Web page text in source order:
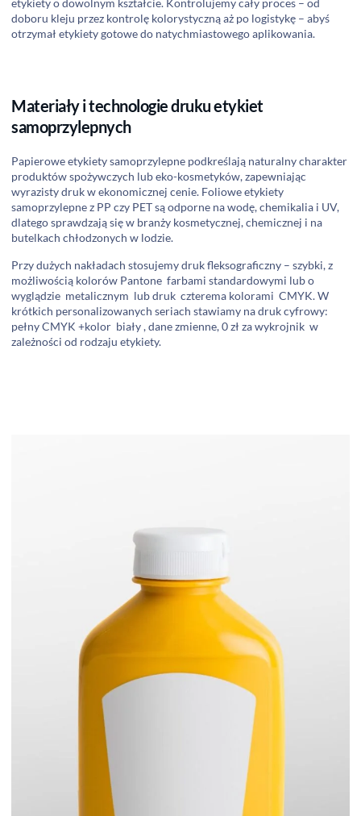
doboru kleju przez kontrolę kolorystyczną aż po logisty­kę – abyś
otrzymał etykiety gotowe do natychmiastowego aplikowania.
Materiały i technologie druku etykiet
samoprzylepnych
Papierowe etykiety samoprzylepne podkreślają naturalny charakter
produktów spożywczych lub eko-kosmetyków, zapewniając
wyrazisty druk w ekonomicznej cenie. Foliowe etykiety
samoprzylepne z PP czy PET są odporne na wodę, chemikalia i UV,
dlatego sprawdzają się w branży kosmetycznej, chemicznej i na
butelkach chłodzonych w lodzie.
Przy dużych nakładach stosujemy druk fleksograficzny – szybki, z
możliwością kolorów Pantone farbami standardowymi lub o
wyglądzie metalicznym lub druk czterema kolorami CMYK. W
krótkich personalizowanych seriach stawiamy na druk cyfrowy:
pełny CMYK +kolor biały , dane zmienne, 0 zł za wykrojnik w
zależności od rodzaju etykiety.